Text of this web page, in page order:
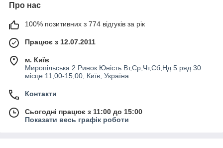
Про нас
100% позитивних з 774 відгуків за рік
Працює з 12.07.2011
м. Київ
Миропільська 2 Ринок Юність Вт,Ср,Чт,Сб,Нд 5 ряд 30
місце 11,00-15,00, Київ, Україна
Контакти
Сьогодні працює з 11:00 до 15:00
Показати весь графік роботи